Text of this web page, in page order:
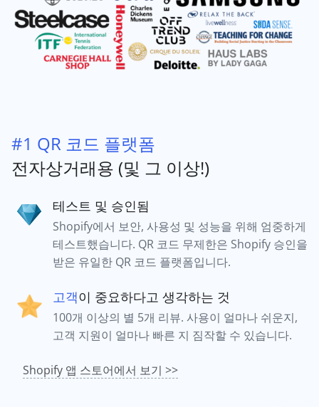
#1 QR 코드 플랫폼
전자상거래용 (및 그 이상!)
테스트 및 승인됨
Shopify에서 보안, 사용성 및 성능을 위해 엄중하게
테스트했습니다. QR 코드 무제한은 Shopify 승인을
받은 유일한 QR 코드 플랫폼입니다.
고객이 중요하다고 생각하는 것
100개 이상의 별 5개 리뷰. 사용이 얼마나 쉬운지,
고객 지원이 얼마나 빠른 지 짐작할 수 있습니다.
Shopify 앱 스토어에서 보기 >>